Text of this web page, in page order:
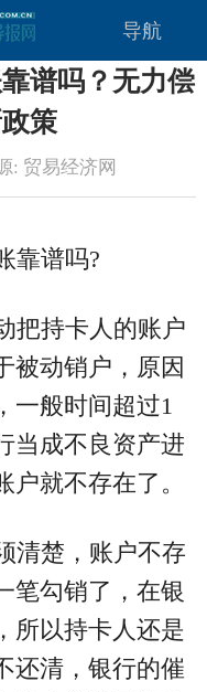
导航
谱吗？无力偿
策
: 贸易经济网
靠谱吗?
把持卡人的账户
被动销户，原因
一般时间超过1
当成不良资产进
就不存在了。
清楚，账户不存
笔勾销了，在银
所以持卡人还是
还清，银行的催